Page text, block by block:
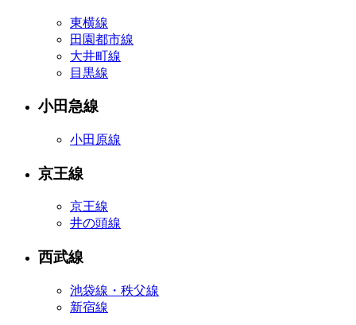
東横線
田園都市線
大井町線
目黒線
小田急線
小田原線
京王線
京王線
井の頭線
西武線
池袋線・秩父線
新宿線